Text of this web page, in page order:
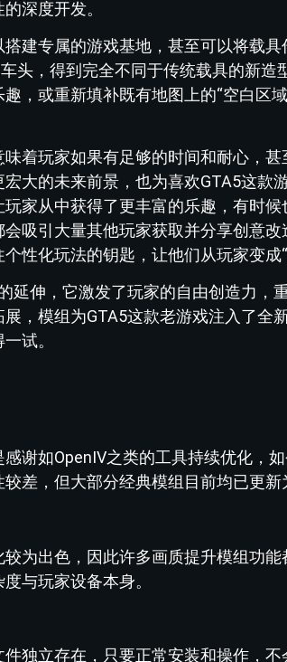
深度开发。
建专属的游戏基地，甚至可以将载
头，得到完全不同于传统载具的新造
，或重新填补既有地图上的“空白区
着玩家如果有足够的时间和耐心，
大的未来前景，也为喜欢GTA5这款
家从中获得了更丰富的乐趣，有时候
吸引大量其他玩家获取并分享创意
性化玩法的钥匙，让他们从玩家变成“
延伸，它激发了玩家的自由创造力，
，模组为GTA5这款老游戏注入了全
试。
谢如OpenIV之类的工具持续优化，
差，但大部分经典模组目前均已更新
为出色，因此许多画质提升模组功
与玩家设备本身。
独立存在，只要正常安装和操作，